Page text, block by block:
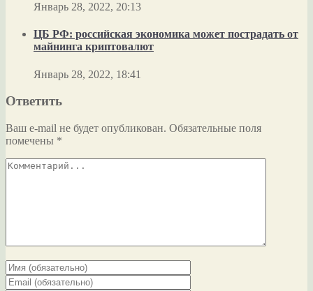
Январь 28, 2022, 20:13
ЦБ РФ: российская экономика может пострадать от
майнинга криптовалют
Январь 28, 2022, 18:41
Ответить
Ваш e-mail не будет опубликован. Обязательные поля
помечены *